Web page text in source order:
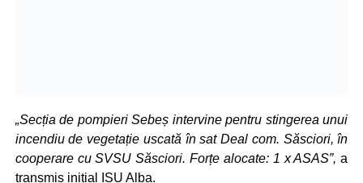
„Secția de pompieri Sebeș intervine pentru stingerea unui
incendiu de vegetație uscată în sat Deal com. Săsciori, în
cooperare cu SVSU Săsciori. Forțe alocate: 1 x ASAS”, a
transmis inițial ISU Alba.